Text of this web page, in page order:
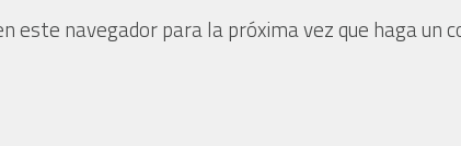
este navegador para la próxima vez que haga un